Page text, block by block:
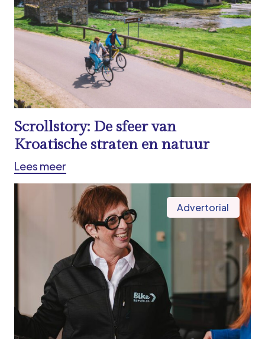
Scrollstory: De sfeer van
Kroatische straten en natuur
Lees meer
Advertorial